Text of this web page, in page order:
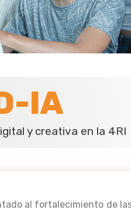
IA
y creativa en la 4RI
al fortalecimiento de